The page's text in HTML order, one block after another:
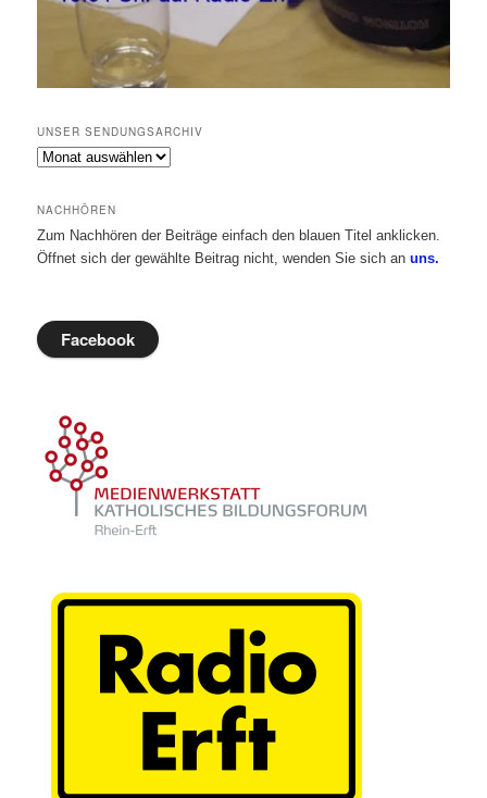
UNSER SENDUNGSARCHIV
Unser
NACHHÖREN
Zum Nachhören der Beiträge einfach den blauen Titel anklicken.
Öffnet sich der gewählte Beitrag nicht, wenden Sie sich anuns.
Facebook